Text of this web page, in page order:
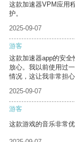
这款加速器VPM应用
护。
2025-09-07
游客
这款加速器app的安
放心。我以前使用过
情况，这让我非常担心
2025-09-07
游客
这款游戏的音乐非常